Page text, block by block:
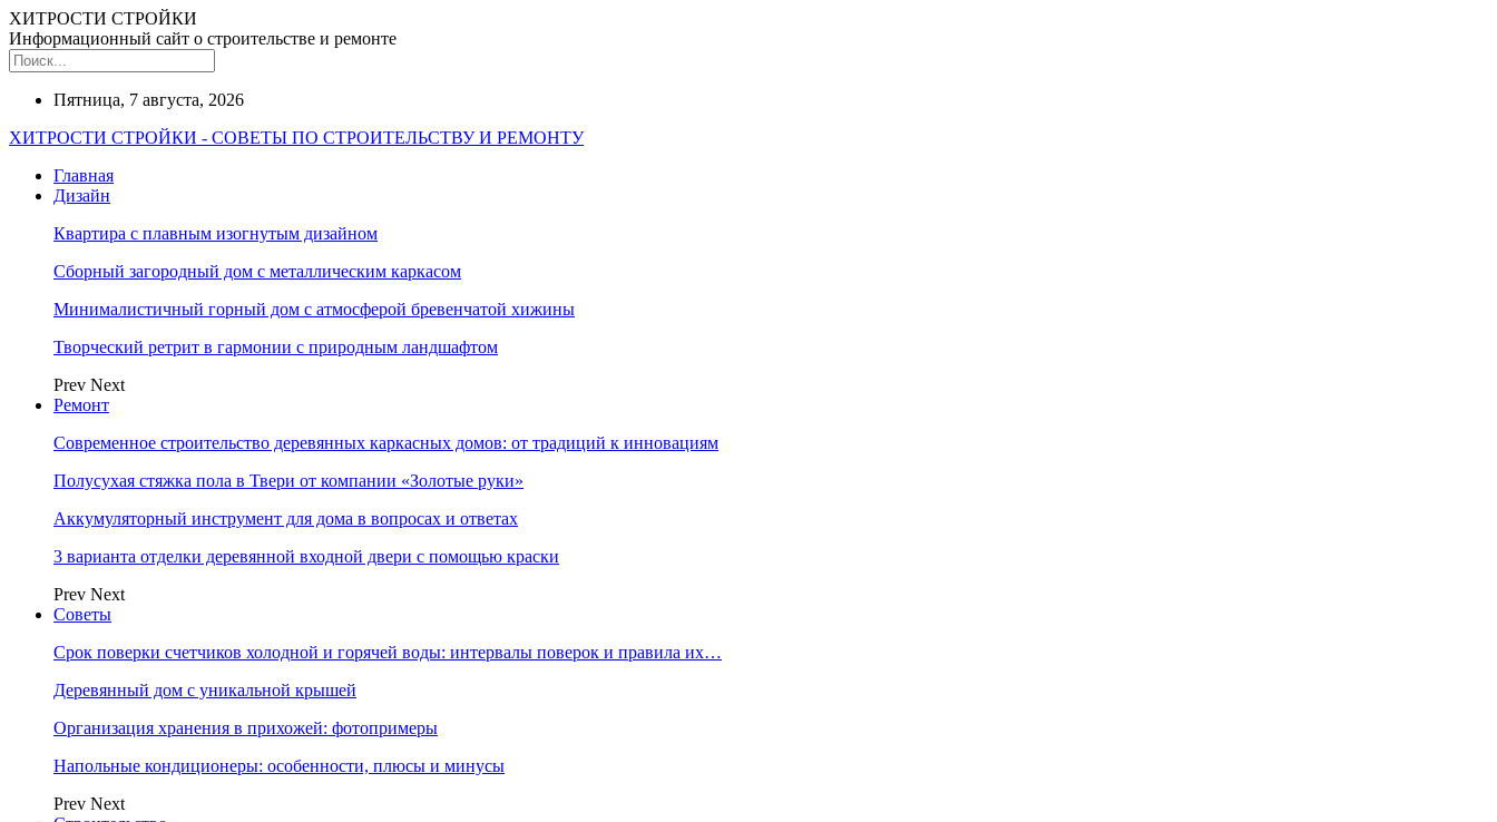
ХИТРОСТИ СТРОЙКИ
Информационный сайт о строительстве и ремонте
Пятница, 7 августа, 2026
ХИТРОСТИ СТРОЙКИ - СОВЕТЫ ПО СТРОИТЕЛЬСТВУ И РЕМОНТУ
Главная
Дизайн
Квартира с плавным изогнутым дизайном
Сборный загородный дом с металлическим каркасом
Минималистичный горный дом с атмосферой бревенчатой хижины
Творческий ретрит в гармонии с природным ландшафтом
Prev Next
Ремонт
Современное строительство деревянных каркасных домов: от традиций к инновациям
Полусухая стяжка пола в Твери от компании «Золотые руки»
Аккумуляторный инструмент для дома в вопросах и ответах
3 варианта отделки деревянной входной двери с помощью краски
Prev Next
Советы
Срок поверки счетчиков холодной и горячей воды: интервалы поверок и правила их…
Деревянный дом с уникальной крышей
Организация хранения в прихожей: фотопримеры
Напольные кондиционеры: особенности, плюсы и минусы
Prev Next